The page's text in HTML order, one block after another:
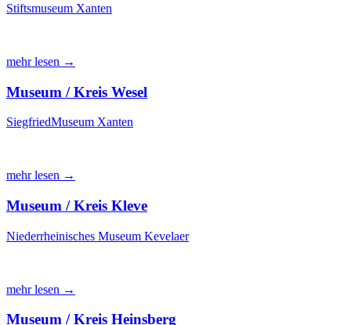
Stiftsmuseum Xanten
mehr lesen →
Museum / Kreis Wesel
SiegfriedMuseum Xanten
mehr lesen →
Museum / Kreis Kleve
Niederrheinisches Museum Kevelaer
mehr lesen →
Museum / Kreis Heinsberg